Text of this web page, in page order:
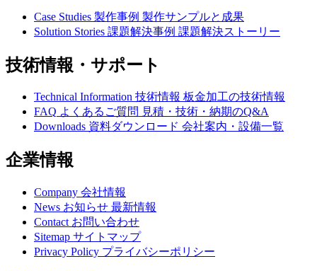
Case Studies 製作事例 製作サンプルと成果
Solution Stories 課題解決事例 課題解決ストーリー
技術情報・サポート
Technical Information 技術情報 板金加工の技術情報
FAQ よくあるご質問 見積・技術・納期のQ&A
Downloads 資料ダウンロード 会社案内・設備一覧
企業情報
Company 会社情報
News お知らせ 最新情報
Contact お問い合わせ
Sitemap サイトマップ
Privacy Policy プライバシーポリシー